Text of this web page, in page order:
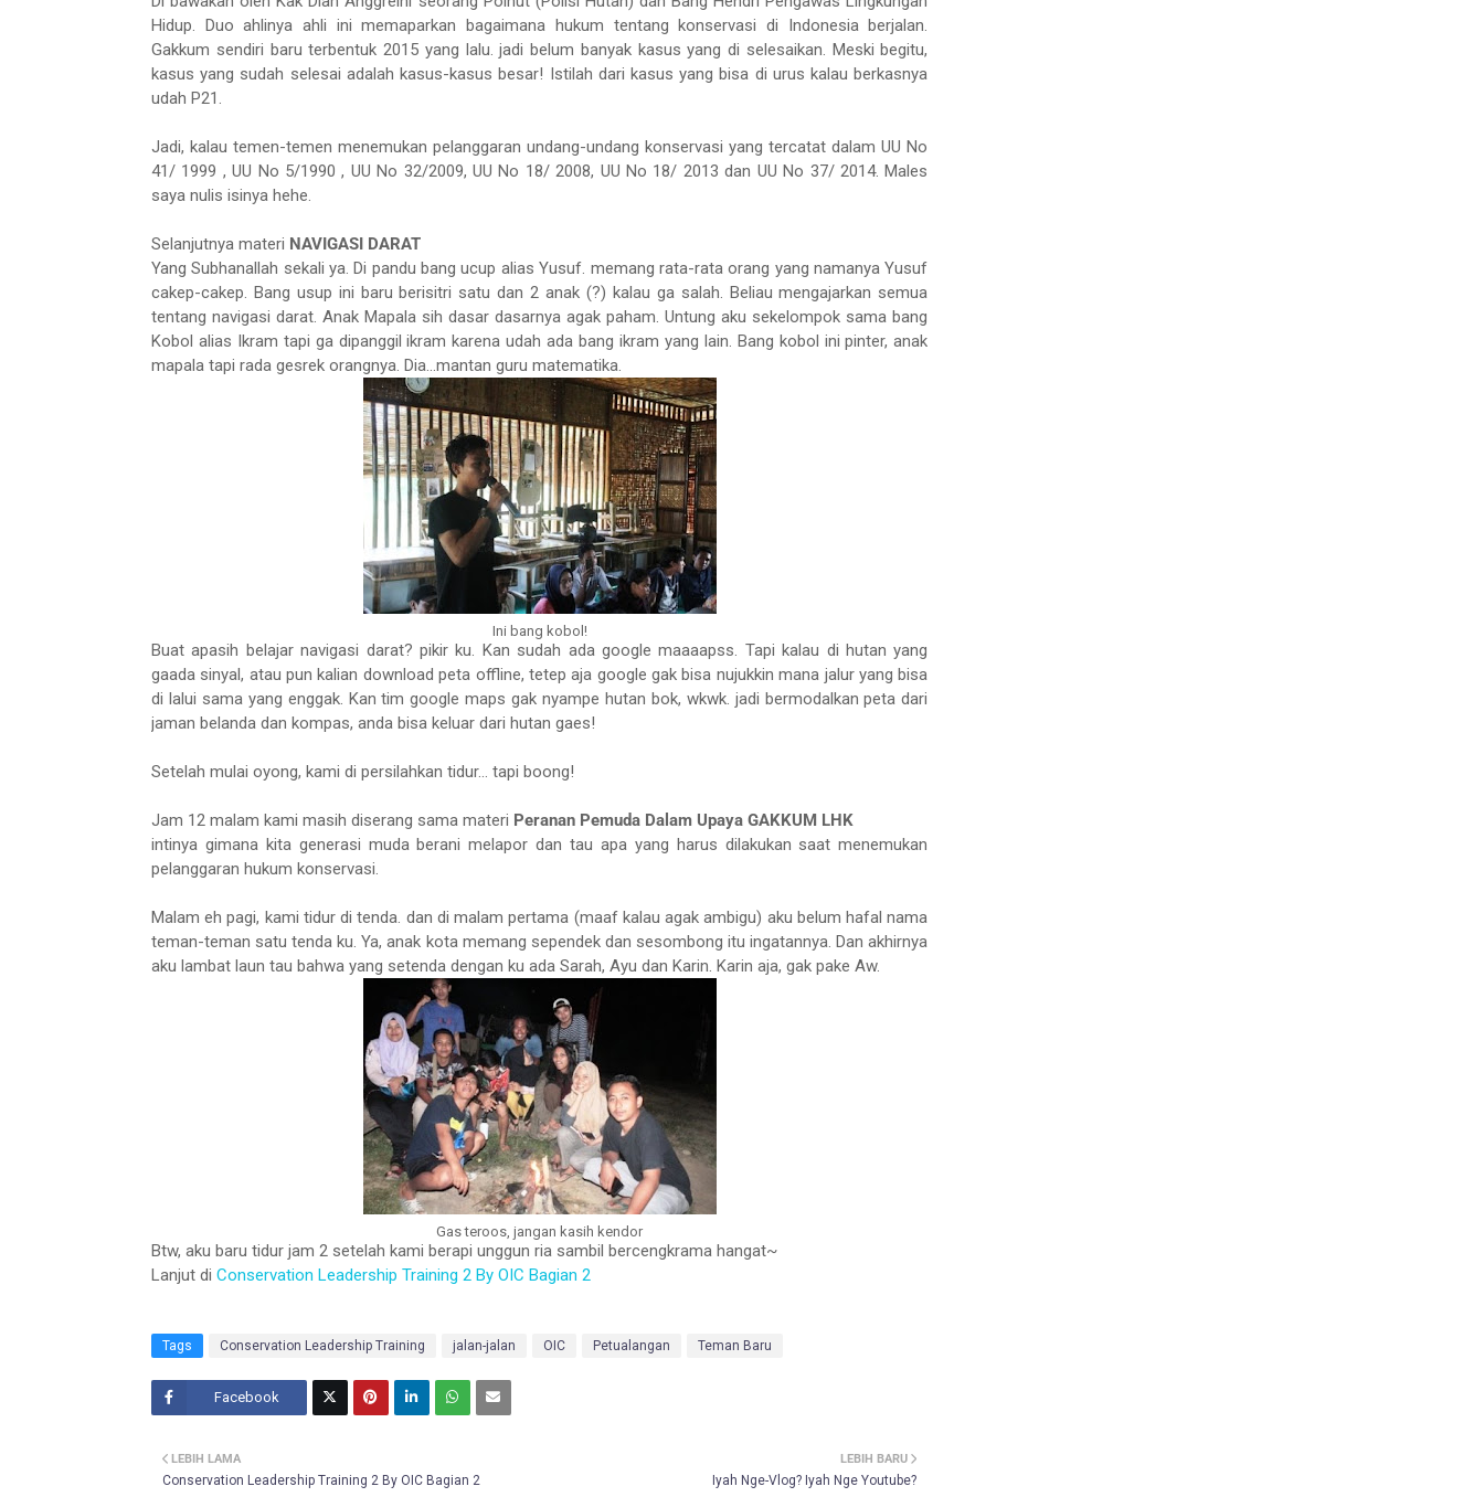
Hidup. Duo ahlinya ahli ini memaparkan bagaimana hukum tentang konservasi di Indonesia berjalan.
Gakkum sendiri baru terbentuk 2015 yang lalu. jadi belum banyak kasus yang di selesaikan. Meski begitu,
kasus yang sudah selesai adalah kasus-kasus besar! Istilah dari kasus yang bisa di urus kalau berkasnya
udah P21.
Jadi, kalau temen-temen menemukan pelanggaran undang-undang konservasi yang tercatat dalam UU No
41/ 1999 , UU No 5/1990 , UU No 32/2009, UU No 18/ 2008, UU No 18/ 2013 dan UU No 37/ 2014. Males
saya nulis isinya hehe.
Selanjutnya materi NAVIGASI DARAT
Yang Subhanallah sekali ya. Di pandu bang ucup alias Yusuf. memang rata-rata orang yang namanya Yusuf
cakep-cakep. Bang usup ini baru berisitri satu dan 2 anak (?) kalau ga salah. Beliau mengajarkan semua
tentang navigasi darat. Anak Mapala sih dasar dasarnya agak paham. Untung aku sekelompok sama bang
Kobol alias Ikram tapi ga dipanggil ikram karena udah ada bang ikram yang lain. Bang kobol ini pinter, anak
mapala tapi rada gesrek orangnya. Dia...mantan guru matematika.
Ini bang kobol!
Buat apasih belajar navigasi darat? pikir ku. Kan sudah ada google maaaapss. Tapi kalau di hutan yang
gaada sinyal, atau pun kalian download peta offline, tetep aja google gak bisa nujukkin mana jalur yang bisa
di lalui sama yang enggak. Kan tim google maps gak nyampe hutan bok, wkwk. jadi bermodalkan peta dari
jaman belanda dan kompas, anda bisa keluar dari hutan gaes!
Setelah mulai oyong, kami di persilahkan tidur... tapi boong!
Jam 12 malam kami masih diserang sama materi Peranan Pemuda Dalam Upaya GAKKUM LHK
intinya gimana kita generasi muda berani melapor dan tau apa yang harus dilakukan saat menemukan
pelanggaran hukum konservasi.
Malam eh pagi, kami tidur di tenda. dan di malam pertama (maaf kalau agak ambigu) aku belum hafal nama
teman-teman satu tenda ku. Ya, anak kota memang sependek dan sesombong itu ingatannya. Dan akhirnya
aku lambat laun tau bahwa yang setenda dengan ku ada Sarah, Ayu dan Karin. Karin aja, gak pake Aw.
Gas teroos, jangan kasih kendor
Btw, aku baru tidur jam 2 setelah kami berapi unggun ria sambil bercengkrama hangat~
Lanjut di Conservation Leadership Training 2 By OIC Bagian 2
Tags Conservation Leadership Training jalan-jalan OIC Petualangan Teman Baru
Facebook
LEBIH BARU
Iyah Nge-Vlog? Iyah Nge Youtube?
LEBIH LAMA
Conservation Leadership Training 2 By OIC Bagian 2